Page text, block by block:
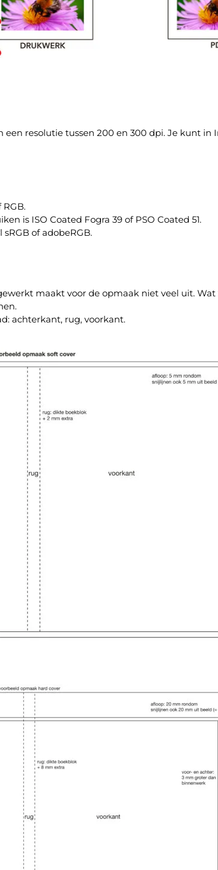
een resolutie tussen 200 en 300 dpi. Je kunt
is ISO Coated Fogra 39 of PSO Coated 51.
of adobeRGB.
maakt voor de opmaak niet veel uit.
achterkant, rug, voorkant.